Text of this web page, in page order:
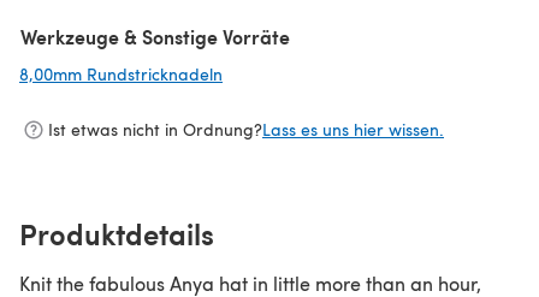
Werkzeuge & Sonstige Vorräte
8,00mm Rundstricknadeln
Ist etwas nicht in Ordnung?Lass es uns hier wissen.
Produktdetails
Knit the fabulous Anya hat in little more than an hour,